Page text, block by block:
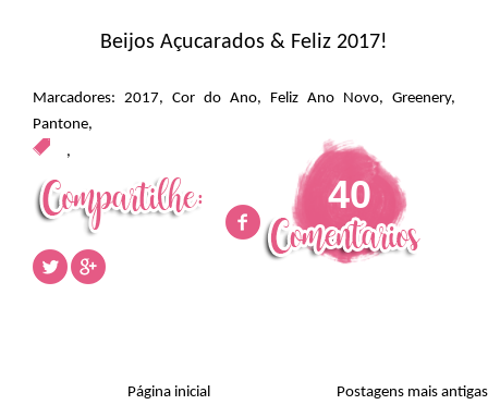
Beijos Açucarados & Feliz 2017!
Marcadores: 2017, Cor do Ano, Feliz Ano Novo, Greenery,
Pantone,
,
40
Postagens mais antigas
Página inicial